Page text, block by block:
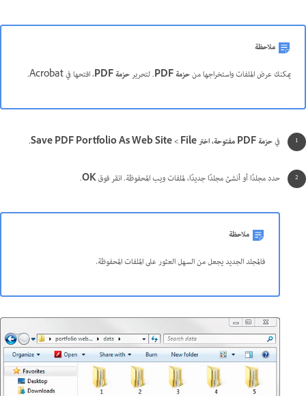
ملاحظة
يمكنك عرض الملفات واستخراجها منحزمة PDF . لتحريرحزمة PDF ، افتحها في Acrobat.
فيحزمة PDF مفتوحة، اختر File >‏ Save PDF PortfolioAs Web Site
.
حدد مجلدًا أو أنشئ مجلدًا جديدًا، لملفات ويب المحفوظة. انقر فوقOK
.
ملاحظة
فالمجلد الجديد يجعل من السهل العثور على الملفات المحفوظة.